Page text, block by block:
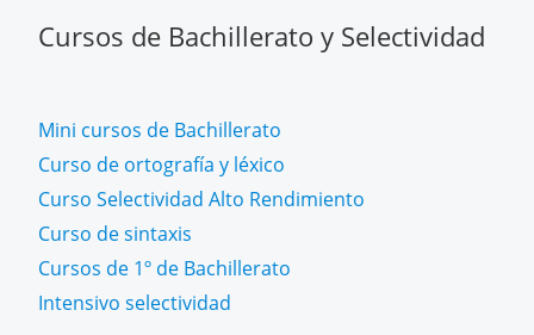
Cursos de Bachillerato y Selectividad
Mini cursos de Bachillerato
Curso de ortografía y léxico
Curso Selectividad Alto Rendimiento
Curso de sintaxis
Cursos de 1º de Bachillerato
Intensivo selectividad